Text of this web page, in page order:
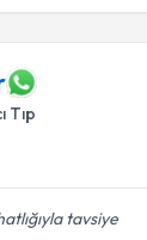
Tıp
tavsiye